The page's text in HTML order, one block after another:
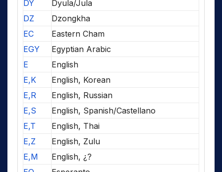
DY
Dyula/Jula
DZ
Dzongkha
EC
Eastern Cham
EGY
Egyptian Arabic
E
English
E,K
English, Korean
E,R
English, Russian
E,S
English, Spanish/Castellano
E,T
English, Thai
E,Z
English, Zulu
E,M
English, ¿?